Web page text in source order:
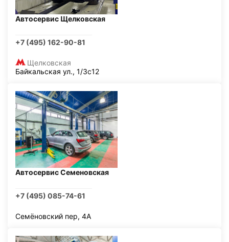
Автосервис Щелковская
+7 (495) 162-90-81
Щелковская
Байкальская ул., 1/3с12
Автосервис Семеновская
+7 (495) 085-74-61
Семёновский пер, 4А